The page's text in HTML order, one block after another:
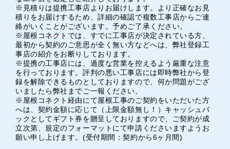
※見積りは提携工事店よりお届けします。より正確なお見
積りをお届けするため、詳細の確認で複数工事店からご連
絡がいくことがございます。予めご了承ください。
※屋根コネクトでは、すでに工事店が決定されている方、
最初から契約のご意思が全く無い方などへは、弊社登録工
事店の紹介をお断りしております。
※提携の工事店には、過度な営業を控えるよう厳重な注意
を行っております。評判の悪い工事店には即時弊社から登
録を解除できるものとしておりますので、何か問題がござ
いましたら弊社までご一報ください。
※屋根コネクト経由にて屋根工事のご契約をいただいた方
へは、契約金額に応じて（上限金額無し！）キャッシュバ
ックとしてギフト券を贈呈しておりますので、ご契約が成
立次第、規定のフォーマットにて申請くださいますようお
願い申し上げます。(受付期間：契約から6ヶ月間)